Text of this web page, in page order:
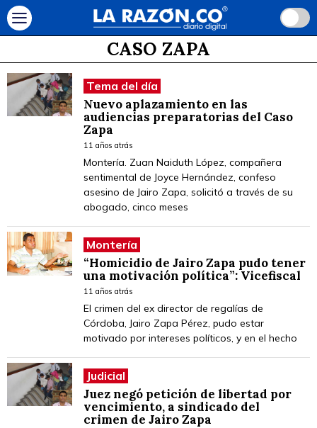
CASO ZAPA
Tema del día
Nuevo aplazamiento en las
audiencias preparatorias del Caso
Zapa
11 años atrás
Montería. Zuan Naiduth López, compañera
sentimental de Joyce Hernández, confeso
asesino de Jairo Zapa, solicitó a través de su
abogado, cinco meses
Montería
“Homicidio de Jairo Zapa pudo tener
una motivación política”: Vicefiscal
11 años atrás
El crimen del ex director de regalías de
Córdoba, Jairo Zapa Pérez, pudo estar
motivado por intereses políticos, y en el hecho
Judicial
Juez negó petición de libertad por
vencimiento, a sindicado del
crimen de Jairo Zapa